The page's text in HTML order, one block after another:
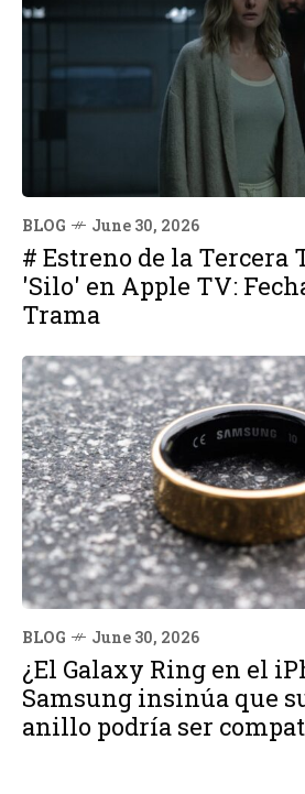
BLOG June 30, 2026
# Estreno de la Tercera
'Silo' en Apple TV:
Trama
BLOG June 30, 2026
¿El Galaxy Ring en el
Samsung insinúa que
anillo podría ser